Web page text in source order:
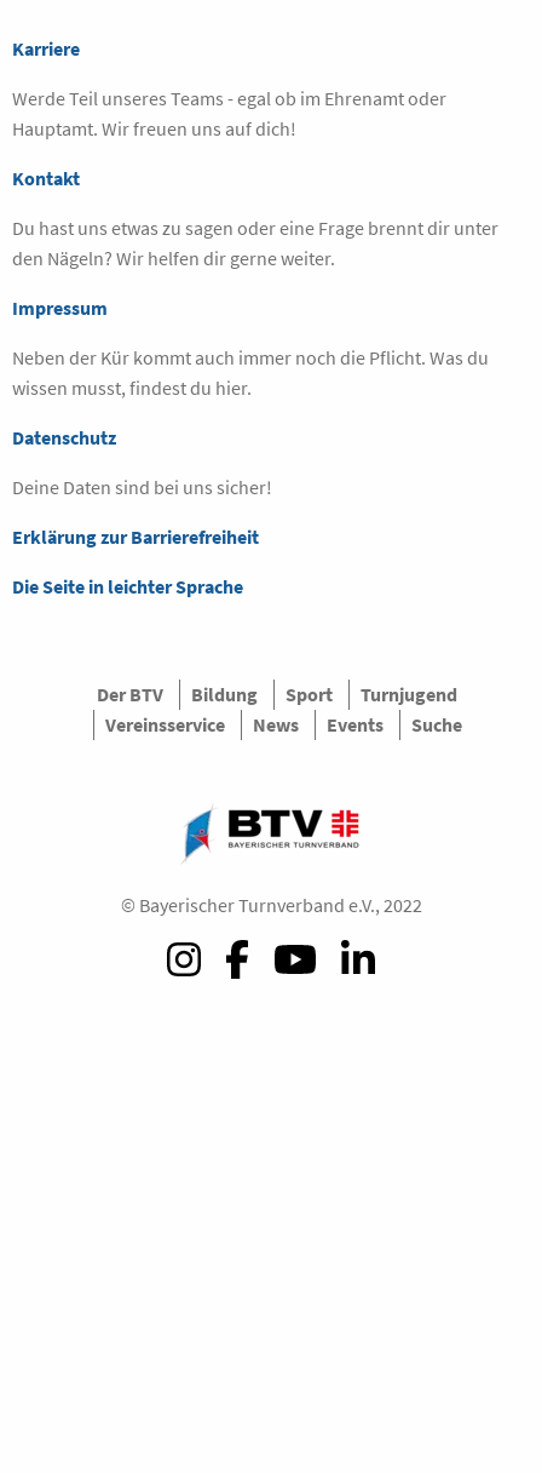
Karriere
Werde Teil unseres Teams - egal ob im Ehrenamt oder
Hauptamt. Wir freuen uns auf dich!
Kontakt
Du hast uns etwas zu sagen oder eine Frage brennt dir unter
den Nägeln? Wir helfen dir gerne weiter.
Impressum
Neben der Kür kommt auch immer noch die Pflicht. Was du
wissen musst, findest du hier.
Datenschutz
Deine Daten sind bei uns sicher!
Erklärung zur Barrierefreiheit
Die Seite in leichter Sprache
Der BTV Bildung Sport
Turnjugend
Vereinsservice
News Events Suche
© Bayerischer Turnverband e.V., 2022